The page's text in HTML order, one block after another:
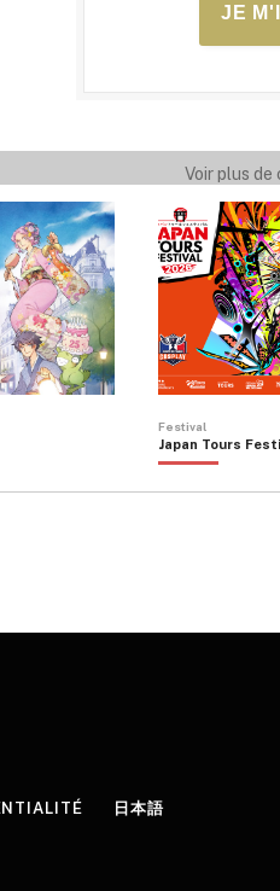
JE
Voir plus de
Festival
Japan Tours
日本語